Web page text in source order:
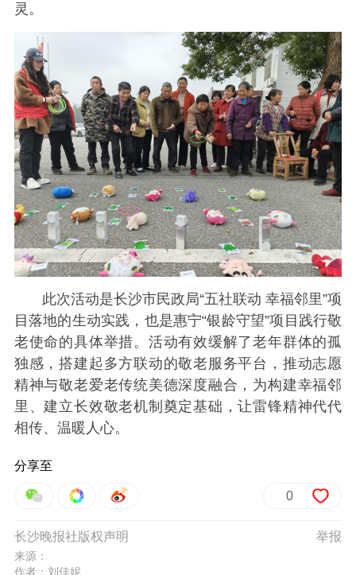
灵。
此次活动是长沙市民政局“五社联动 幸福邻里”项
目落地的生动实践，也是惠宁“银龄守望”项目践行敬
老使命的具体举措。活动有效缓解了老年群体的孤
独感，搭建起多方联动的敬老服务平台，推动志愿
精神与敬老爱老传统美德深度融合，为构建幸福邻
里、建立长效敬老机制奠定基础，让雷锋精神代代
相传、温暖人心。
分享至
0
举报
长沙晚报社版权声明
来源：
作者：刘佳妮